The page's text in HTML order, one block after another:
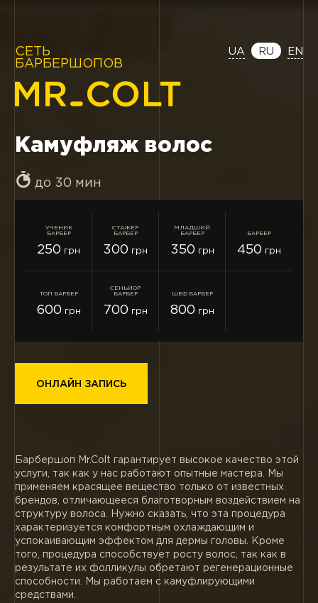
СЕТЬ
БАРБЕРШОПОВ
Камуфляж волос
до 30 мин
UA RU EN
УЧЕНИК
БАРБЕР
250 грн
СТАЖЕР
БАРБЕР
300 грн
МЛАДШИЙ
БАРБЕР
350 грн
БАРБЕР
450 грн
ТОП БАРБЕР
600 грн
СЕНЬЙОР
БАРБЕР
700 грн
ШЕФ БАРБЕР
800 грн
ОНЛАЙН ЗАПИСЬ
Барбершоп Mr.Colt гарантирует высокое качество этой
услуги, так как у нас работают опытные мастера. Мы
применяем красящее вещество только от известных
брендов, отличающееся благотворным воздействием на
структуру волоса. Нужно сказать, что эта процедура
характеризуется комфортным охлаждающим и
успокаивающим эффектом для дермы головы. Кроме
того, процедура способствует росту волос, так как в
результате их фолликулы обретают регенерационные
способности. Мы работаем с камуфлирующими
средствами.